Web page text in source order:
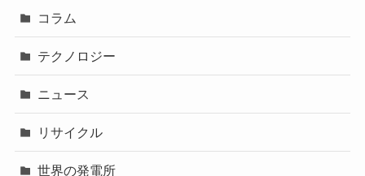
コラム
テクノロジー
ニュース
リサイクル
世界の発電所